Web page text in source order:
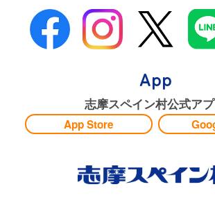
App
志摩スペイン村公式ア
App Store